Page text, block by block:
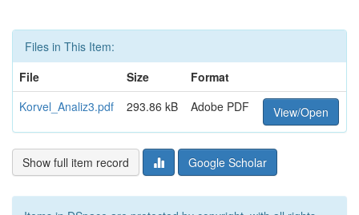
Files in This Item:
File
Size
Format
Korvel_Analiz3.pdf
293.86 kB Adobe PDF View/Open
Show full item record Google Scholar